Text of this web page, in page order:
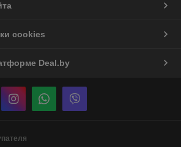
cookies
Deal.by